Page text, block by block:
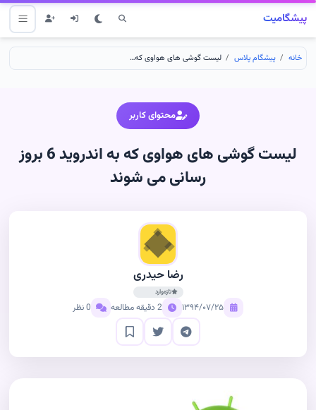
پیشگامیت
خانه پیشگام پلاس لیست گوشی های هواوی که به اندروید 6 بروز رسانی می شوند
محتوای کاربر
لیست گوشی های هواوی که به اندروید 6 بروز
رسانی می شوند
رضا حیدری
تازه‌وارد
۱۳۹۴/۰۷/۲۵ 2 دقیقه مطالعه 0 نظر